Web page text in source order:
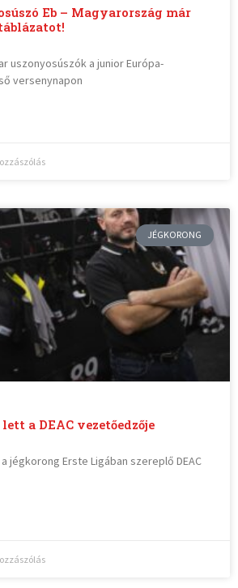
Eb – Magyarország már
uszonyosúszók a junior Európa-
versenynapon
JÉGKORONG
a DEAC vezetőedzője
jégkorong Erste Ligában szereplő DEAC